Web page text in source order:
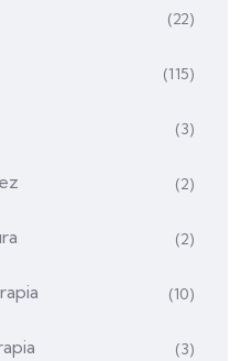
(22)
(115)
(3)
(2)
(2)
(10)
(3)